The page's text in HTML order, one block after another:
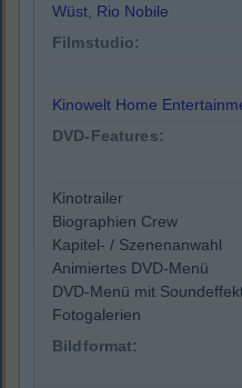
Wüst, Rio Nobile
Filmstudio:
Kinowelt Home
DVD-Features:
Kinotrailer
Biographien Crew
Kapitel- / Szenenanwahl
Animiertes DVD-Menü
DVD-Menü mit
Fotogalerien
Bildformat: